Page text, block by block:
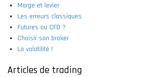
Marge et levier
Les erreurs classiques
Futures ou CFD ?
Choisir son broker
La volatilité !
Articles de trading